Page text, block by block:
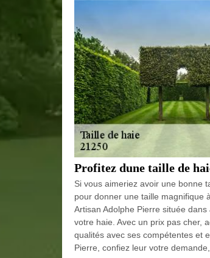
Profitez dune taille de
Si vous aimeriez avoir une bonne
pour donner une taille magnifique
Artisan Adolphe Pierre située
votre haie. Avec un prix pas cher,
qualités avec ses compétentes et
Pierre, confiez leur votre